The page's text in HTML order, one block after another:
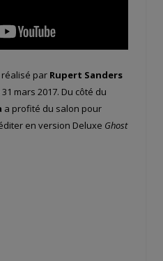
par Rupert Sanders
mars 2017. Du côté du
a profité du salon pour
en version Deluxe Ghost